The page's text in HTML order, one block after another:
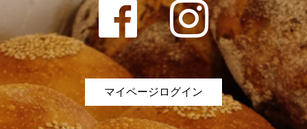
マイページログイン